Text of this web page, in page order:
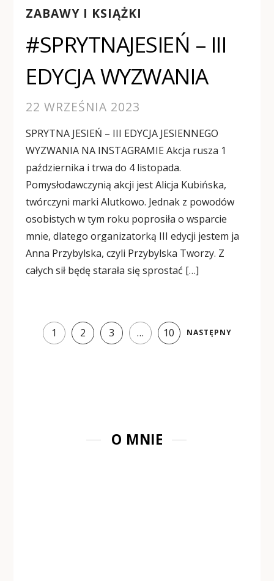
ZABAWY I KSIĄŻKI
#SPRYTNAJESIEŃ – III
EDYCJA WYZWANIA
22 WRZEŚNIA 2023
SPRYTNA JESIEŃ – III EDYCJA JESIENNEGO
WYZWANIA NA INSTAGRAMIE Akcja rusza 1
października i trwa do 4 listopada.
Pomysłodawczynią akcji jest Alicja Kubińska,
twórczyni marki Alutkowo. Jednak z powodów
osobistych w tym roku poprosiła o wsparcie
mnie, dlatego organizatorką III edycji jestem ja
Anna Przybylska, czyli Przybylska Tworzy. Z
całych sił będę starała się sprostać […]
1 2 3 … 10 NASTĘPNY
O MNIE